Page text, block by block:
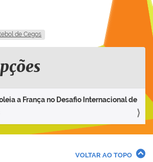
de Cegos
a França no Desafio Internacional de
VOLTAR AO TOPO